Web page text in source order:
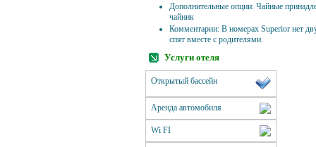
Дополнительные опции: Чайные
чайник
Комментарии: В номерах Superior нет
спят вместе с родителями.
Услуги отеля
Открытый бассейн
Аренда автомобиля
Wi FI